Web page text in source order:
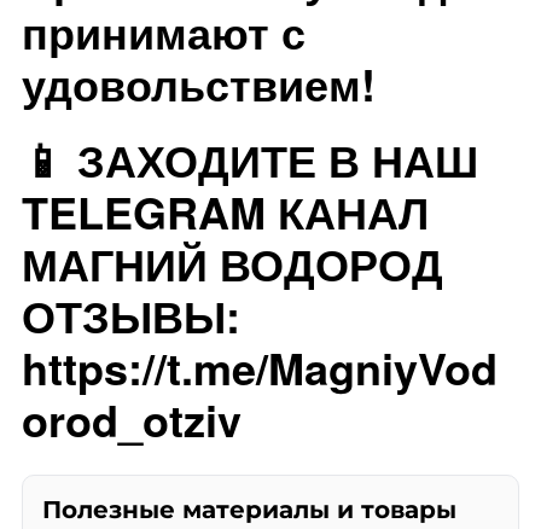
принимают с
удовольствием!
📱 ЗАХОДИТЕ В НАШ
TELEGRAM КАНАЛ
МАГНИЙ ВОДОРОД
ОТЗЫВЫ:
https://t.me/MagniyVod
orod_otziv
Полезные материалы и товары